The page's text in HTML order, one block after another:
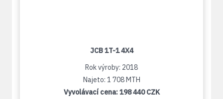
JCB 1T-1 4X4
Rok výroby: 2018
Najeto: 1 708 MTH
Vyvolávací cena:198 440 CZK